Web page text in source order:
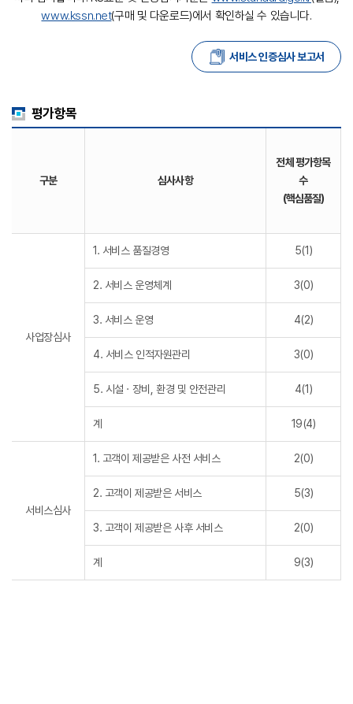
www.kssn.net(구매 및 다운로드)에서 확인하실 수 있습니다.
서비스 인증심사 보고서
평가항목
구분 심사사항
전체 평가항목
수
(핵심품질)
사업장심사
1. 서비스 품질경영 5(1)
2. 서비스 운영체계 3(0)
3. 서비스 운영 4(2)
4. 서비스 인적자원관리 3(0)
5. 시설 · 장비, 환경 및 안전관리 4(1)
계 19(4)
서비스심사
1. 고객이 제공받은 사전 서비스 2(0)
2. 고객이 제공받은 서비스 5(3)
3. 고객이 제공받은 사후 서비스 2(0)
계 9(3)